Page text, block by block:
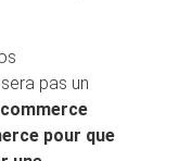
pas un
commerce
pour que